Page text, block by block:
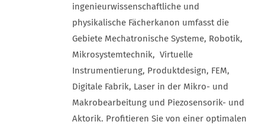
ingenieurwissenschaftliche und
physikalische Fächerkanon umfasst die
Gebiete Mechatronische Systeme, Robotik,
Mikrosystemtechnik, Virtuelle
Instrumentierung, Produktdesign, FEM,
Digitale Fabrik, Laser in der Mikro- und
Makrobearbeitung und Piezosensorik- und
Aktorik. Profitieren Sie von einer optimalen